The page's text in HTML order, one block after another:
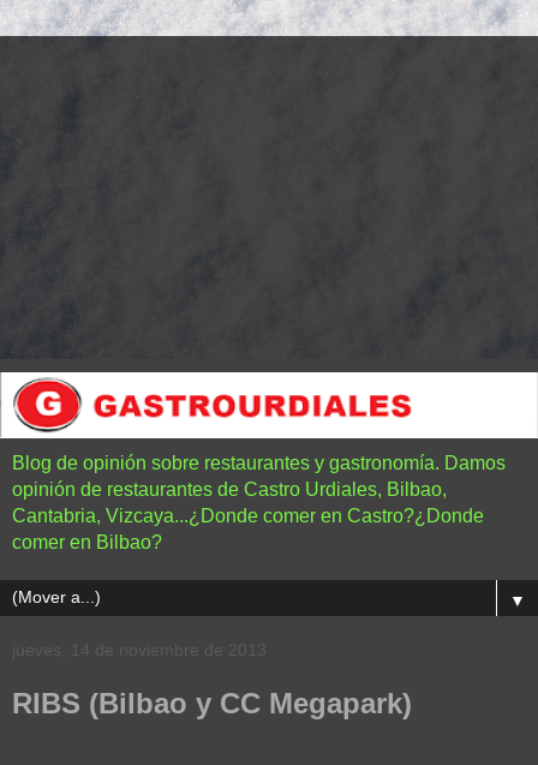
Blog de opinión sobre restaurantes y gastronomía. Damos
opinión de restaurantes de Castro Urdiales, Bilbao,
Cantabria, Vizcaya...¿Donde comer en Castro?¿Donde
comer en Bilbao?
▼
jueves, 14 de noviembre de 2013
RIBS (Bilbao y CC Megapark)